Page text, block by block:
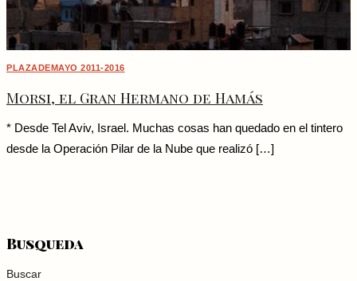
PLAZADEMAYO 2011-2016
Morsi, el Gran Hermano de Hamás
* Desde Tel Aviv, Israel. Muchas cosas han quedado en el tintero
desde la Operación Pilar de la Nube que realizó […]
Busqueda
Buscar